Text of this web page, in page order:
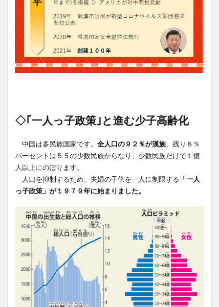
◇｢一人っ子政策｣と進む少子高齢化
中国は多民族国家です。 全人口の９２％が漢族 、残り８％
パーセントは５５の少数民族からなり、少数民族だけで１億
人以上にのぼります。
人口を抑制するため、夫婦の子供を一人に制限する 「一人
っ子政策」が１９７９年に始まりました。